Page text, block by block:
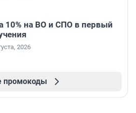
10% на ВО и СПО в первый
2026
промокоды